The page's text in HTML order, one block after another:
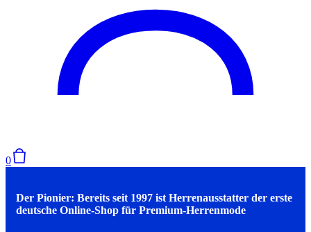
0
Der Pionier: Bereits seit 1997 ist Herrenausstatter der erste
deutsche Online-Shop für Premium-Herrenmode